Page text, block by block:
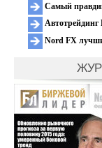
Самый
Автотрейдинг
Nord FX